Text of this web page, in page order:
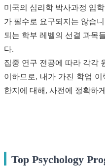
미국의 심리학 박사과정 입
가 필수로 요구되지는 않습
되는 학부 레벨의 선결 과목
다.
집중 연구 전공에 따라 각각
이하므로, 내가 가진 학업
한지에 대해, 사전에 정확하
Top Psychology